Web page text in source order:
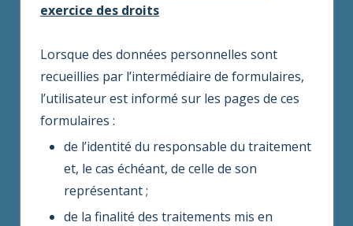
exercice des droits
Lorsque des données personnelles sont
recueillies par l’intermédiaire de formulaires,
l’utilisateur est informé sur les pages de ces
formulaires :
de l’identité du responsable du traitement
et, le cas échéant, de celle de son
représentant ;
de la finalité des traitements mis en